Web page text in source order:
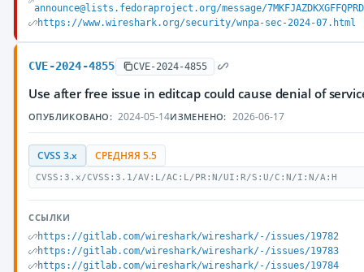
announce@lists.fedoraproject.org/message/
https://www.wireshark.org/security/wnpa-sec-2024-07.html
CVE-2024-4855 CVE-2024-4855
Use after free issue in editcap could cause denial of
ОПУБЛИКОВАНО: 2024-05-14ИЗМЕНЕНО: 2026-06-17
CVSS 3.x СРЕДНЯЯ 5.5
CVSS:3.x/CVSS:3.1/AV:L/AC:L/PR:N/UI:R/S:U/C:N/I:N/A:H
ССЫЛКИ
https://gitlab.com/wireshark/wireshark/-/issues/19782
https://gitlab.com/wireshark/wireshark/-/issues/19783
https://gitlab.com/wireshark/wireshark/-/issues/19784